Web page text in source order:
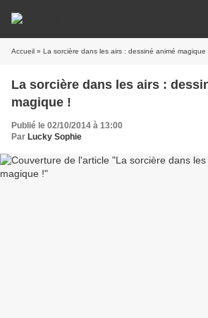
Accueil » La sorcière dans les airs : dessiné animé magique
La sorcière dans les airs :
magique !
Publié le 02/10/2014 à 13:00
Par Lucky Sophie